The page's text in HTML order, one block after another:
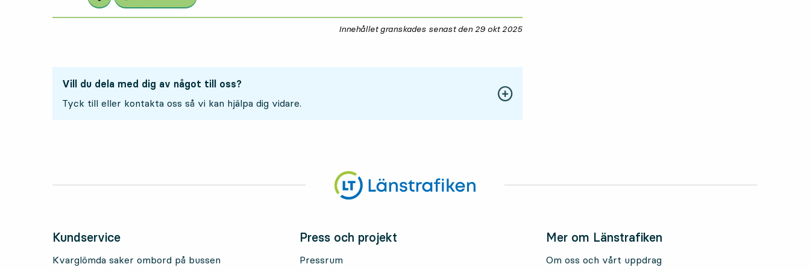
Innehållet granskades senast den 29 okt 2025
Vill du dela med dig av något till oss?
Tyck till eller kontakta oss så vi kan hjälpa dig vidare.
Kundservice
Kvarglömda saker ombord på bussen
Press och projekt
Pressrum
Mer om Länstrafiken
Om oss och vårt uppdrag